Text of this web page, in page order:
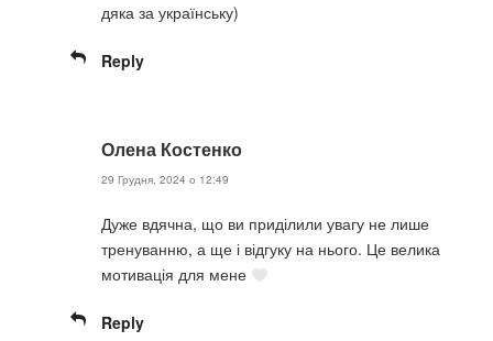
дяка за українську)
Reply
Олена Костенко
29 Грудня, 2024 о 12:49
Дуже вдячна, що ви приділили увагу не лише
тренуванню, а ще і відгуку на нього. Це велика
мотивація для мене
Reply